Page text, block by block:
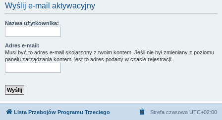
Wyślij e-mail aktywacyjny
Nazwa użytkownika:
Adres e-mail:
Musi być to adres e-mail skojarzony z twoim kontem. Jeśli nie był zmieniany z poziomu
panelu zarządzania kontem, jest to adres podany w czasie rejestracji.
Lista Przebojów Programu Trzeciego Strefa czasowa UTC+02:00